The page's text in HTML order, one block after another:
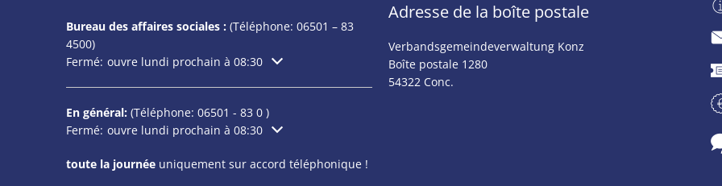
Bureau des affaires sociales : (Téléphone: 06501 – 83
4500)
Cliquez pour masquer les heures d'ouverture ou de fermeture supplémentaires
Fermé: ouvre lundi prochain à 08:30
En général: (Téléphone: 06501 - 83 0 )
Cliquez pour masquer les heures d'ouverture ou de fermeture supplémentaires
Fermé: ouvre lundi prochain à 08:30
toute la journée uniquement sur accord téléphonique !
Adresse de la boîte postale
Verbandsgemeindeverwaltung Konz
Boîte postale 1280
54322 Conc.